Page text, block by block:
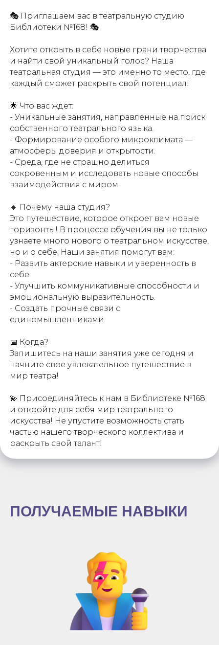
🎭 Приглашаем вас в театральную студию
Библиотеки №168! 🎭
Хотите открыть в себе новые грани творчества
и найти свой уникальный голос? Наша
театральная студия — это именно то место, где
каждый сможет раскрыть свой потенциал!
🌟 Что вас ждет:
- Уникальные занятия, направленные на поиск
собственного театрального языка.
- Формирование особого микроклимата —
атмосферы доверия и открытости.
- Среда, где не страшно делиться
сокровенным и исследовать новые способы
взаимодействия с миром.
🔹 Почему наша студия?
Это путешествие, которое откроет вам новые
горизонты! В процессе обучения вы не только
узнаете много нового о театральном искусстве,
но и о себе. Наши занятия помогут вам:
- Развить актерские навыки и уверенность в
себе.
- Улучшить коммуникативные способности и
эмоциональную выразительность.
- Создать прочные связи с
единомышленниками.
📅 Когда?
Запишитесь на наши занятия уже сегодня и
начните свое увлекательное путешествие в
мир театра!
💫 Присоединяйтесь к нам в Библиотеке №168
и откройте для себя мир театрального
искусства! Не упустите возможность стать
частью нашего творческого коллектива и
раскрыть свой талант!
ПОЛУЧАЕМЫЕ НАВЫКИ